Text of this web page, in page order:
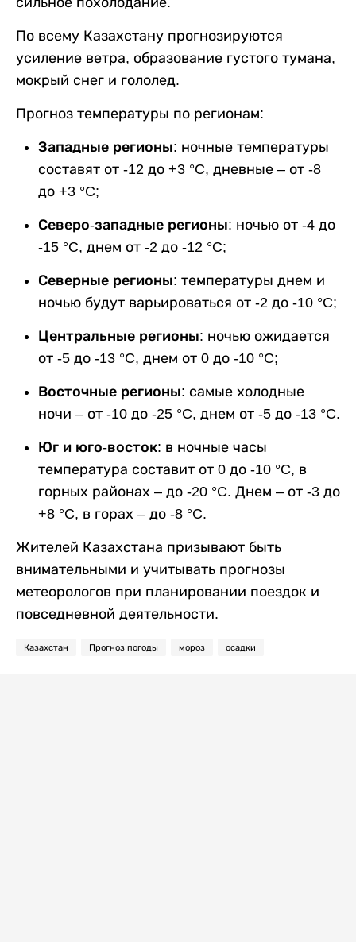
По всему Казахстану прогнозируются
усиление ветра, образование густого тумана,
мокрый снег и гололед.
Прогноз температуры по регионам:
Западные регионы: ночные температуры
составят от -12 до +3 °C, дневные – от -8
до +3 °C;
Северо-западные регионы: ночью от -4 до
-15 °C, днем от -2 до -12 °C;
Северные регионы: температуры днем и
ночью будут варьироваться от -2 до -10 °C;
Центральные регионы: ночью ожидается
от -5 до -13 °C, днем от 0 до -10 °C;
Восточные регионы: самые холодные
ночи – от -10 до -25 °C, днем от -5 до -13 °C.
Юг и юго-восток: в ночные часы
температура составит от 0 до -10 °C, в
горных районах – до -20 °C. Днем – от -3 до
+8 °C, в горах – до -8 °C.
Жителей Казахстана призывают быть
внимательными и учитывать прогнозы
метеорологов при планировании поездок и
повседневной деятельности.
Казахстан Прогноз погоды мороз осадки